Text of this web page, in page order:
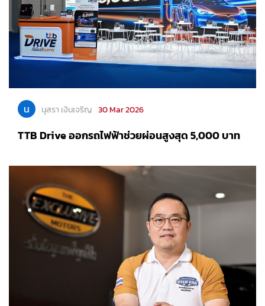
น นุสรา เงินเจริญ 30 Mar 2026
TTB Drive ออกรถไฟฟ้าช่วยผ่อนสูงสุด 5,000 บาท